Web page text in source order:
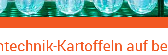
Kartoffeln auf